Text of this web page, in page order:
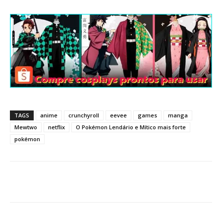
TAGS anime crunchyroll eevee games
manga
Mewtwo
netflix
O Pokémon Lendário e Mítico mais forte
pokémon